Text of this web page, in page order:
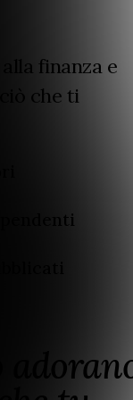
finanza e
che ti